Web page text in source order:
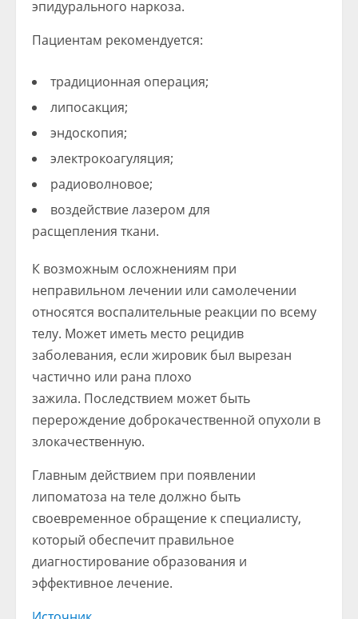
эпидурального наркоза.
Пациентам рекомендуется:
традиционная операция;
липосакция;
эндоскопия;
электрокоагуляция;
радиоволновое;
воздействие лазером для
расщепления ткани.
К возможным осложнениям при
неправильном лечении или самолечении
относятся воспалительные реакции по всему
телу. Может иметь место рецидив
заболевания, если жировик был вырезан
частично или рана плохо
зажила. Последствием может быть
перерождение доброкачественной опухоли в
злокачественную.
Главным действием при появлении
липоматоза на теле должно быть
своевременное обращение к специалисту,
который обеспечит правильное
диагностирование образования и
эффективное лечение.